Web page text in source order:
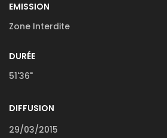
EMISSION
Zone Interdite
DURÉE
51'36"
DIFFUSION
29/03/2015